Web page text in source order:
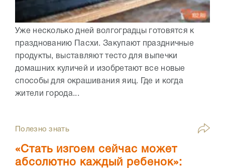
Уже несколько дней волгоградцы готовятся к
празднованию Пасхи. Закупают праздничные
продукты, выставляют тесто для выпечки
домашних куличей и изобретают все новые
способы для окрашивания яиц. Где и когда
жители города...
Полезно знать
«Стать изгоем сейчас может
абсолютно каждый ребенок»: